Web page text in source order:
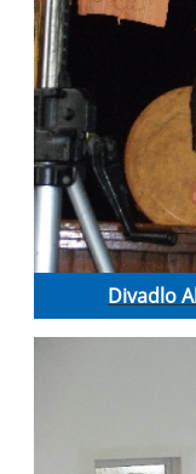
Divadlo